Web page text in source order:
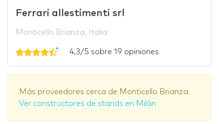
Ferrari allestimenti srl
Monticello Brianza, Italia
4,3/5 sobre 19 opiniones
Más proveedores cerca de Monticello Brianza.
Ver constructores de stands en Milán